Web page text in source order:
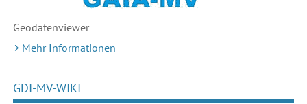
Geodatenviewer
Mehr Informationen
GDI-MV-WIKI